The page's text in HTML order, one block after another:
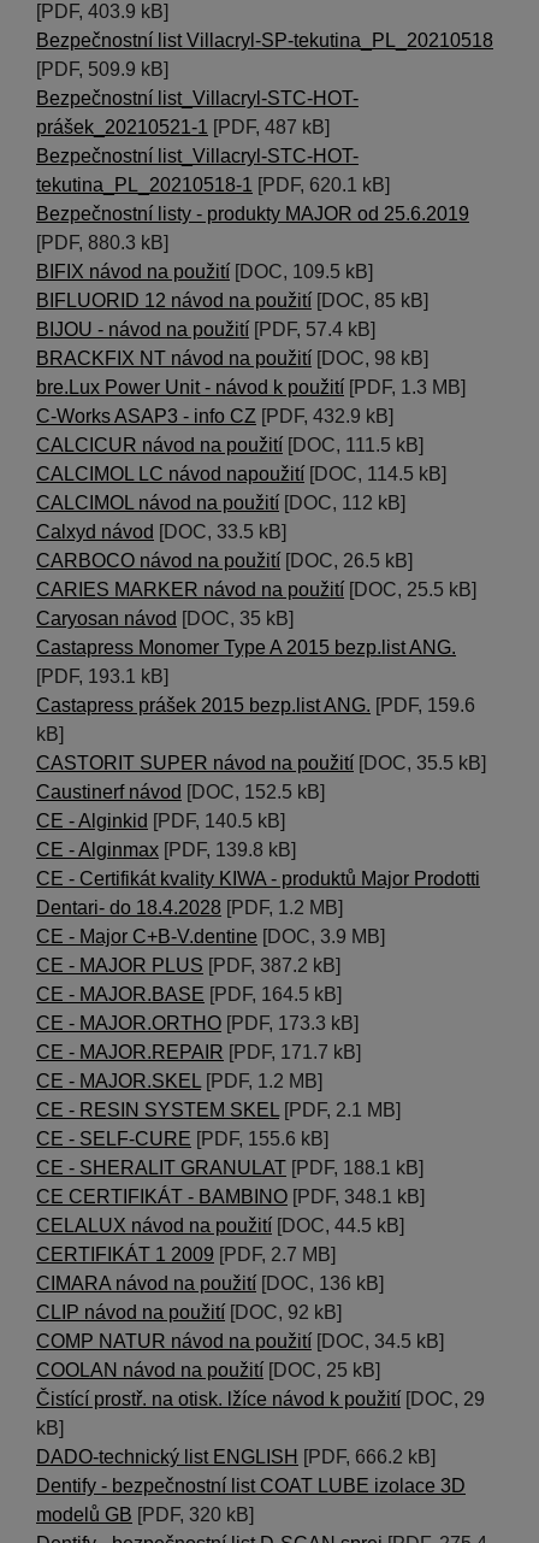
[PDF, 403.9 kB]
Bezpečnostní list Villacryl-SP-tekutina_PL_20210518
[PDF, 509.9 kB]
Bezpečnostní list_Villacryl-STC-HOT-
prášek_20210521-1 [PDF, 487 kB]
Bezpečnostní list_Villacryl-STC-HOT-
tekutina_PL_20210518-1 [PDF, 620.1 kB]
Bezpečnostní listy - produkty MAJOR od 25.6.2019
[PDF, 880.3 kB]
BIFIX návod na použití [DOC, 109.5 kB]
BIFLUORID 12 návod na použití [DOC, 85 kB]
BIJOU - návod na použití [PDF, 57.4 kB]
BRACKFIX NT návod na použití [DOC, 98 kB]
bre.Lux Power Unit - návod k použití [PDF, 1.3 MB]
C-Works ASAP3 - info CZ [PDF, 432.9 kB]
CALCICUR návod na použití [DOC, 111.5 kB]
CALCIMOL LC návod napoužití [DOC, 114.5 kB]
CALCIMOL návod na použití [DOC, 112 kB]
Calxyd návod [DOC, 33.5 kB]
CARBOCO návod na použití [DOC, 26.5 kB]
CARIES MARKER návod na použití [DOC, 25.5 kB]
Caryosan návod [DOC, 35 kB]
Castapress Monomer Type A 2015 bezp.list ANG.
[PDF, 193.1 kB]
Castapress prášek 2015 bezp.list ANG. [PDF, 159.6
kB]
CASTORIT SUPER návod na použití [DOC, 35.5 kB]
Caustinerf návod [DOC, 152.5 kB]
CE - Alginkid [PDF, 140.5 kB]
CE - Alginmax [PDF, 139.8 kB]
CE - Certifikát kvality KIWA - produktů Major Prodotti
Dentari- do 18.4.2028 [PDF, 1.2 MB]
CE - Major C+B-V.dentine [DOC, 3.9 MB]
CE - MAJOR PLUS [PDF, 387.2 kB]
CE - MAJOR.BASE [PDF, 164.5 kB]
CE - MAJOR.ORTHO [PDF, 173.3 kB]
CE - MAJOR.REPAIR [PDF, 171.7 kB]
CE - MAJOR.SKEL [PDF, 1.2 MB]
CE - RESIN SYSTEM SKEL [PDF, 2.1 MB]
CE - SELF-CURE [PDF, 155.6 kB]
CE - SHERALIT GRANULAT [PDF, 188.1 kB]
CE CERTIFIKÁT - BAMBINO [PDF, 348.1 kB]
CELALUX návod na použití [DOC, 44.5 kB]
CERTIFIKÁT 1 2009 [PDF, 2.7 MB]
CIMARA návod na použití [DOC, 136 kB]
CLIP návod na použití [DOC, 92 kB]
COMP NATUR návod na použití [DOC, 34.5 kB]
COOLAN návod na použití [DOC, 25 kB]
Čistící prostř. na otisk. lžíce návod k použití [DOC, 29
kB]
DADO-technický list ENGLISH [PDF, 666.2 kB]
Dentify - bezpečnostní list COAT LUBE izolace 3D
modelů GB [PDF, 320 kB]